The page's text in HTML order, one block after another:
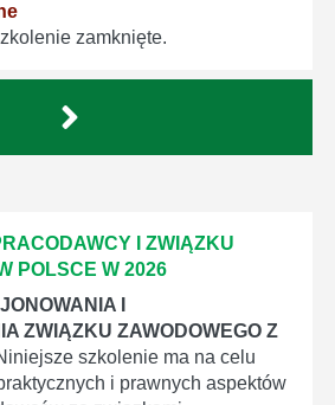
zamknięte.
I ZWIĄZKU
POLSCE W 2026
I
ZWIĄZKU ZAWODOWEGO Z
szkolenie ma na celu
i prawnych aspektów